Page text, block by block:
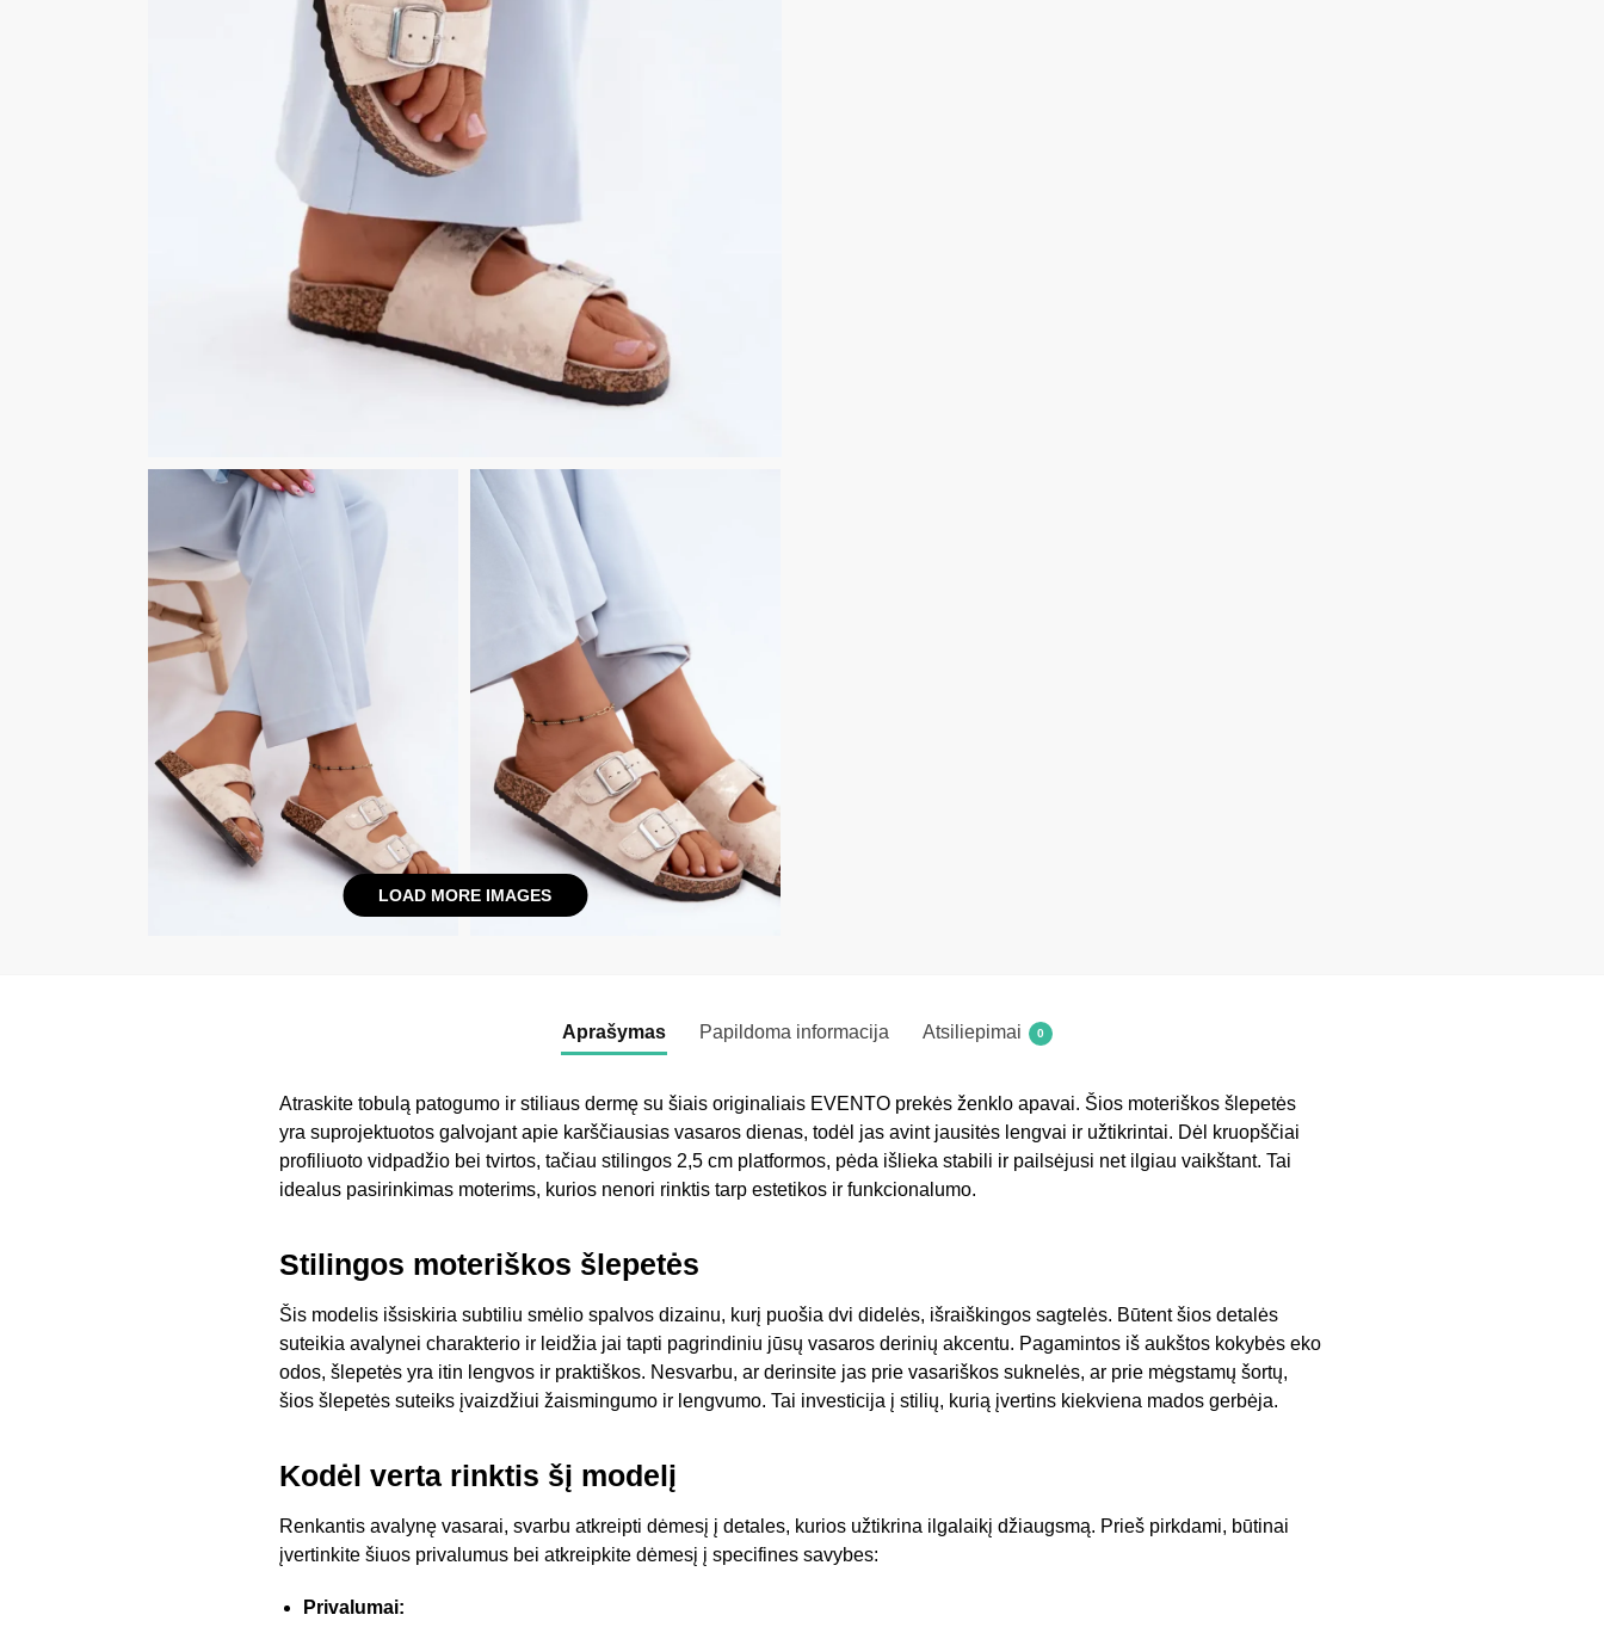
LOAD MORE IMAGES
Aprašymas Papildoma informacija Atsiliepimai 0
Atraskite tobulą patogumo ir stiliaus dermę su šiais originaliais EVENTO prekės ženklo apavai. Šios moteriškos šlepetės
yra suprojektuotos galvojant apie karščiausias vasaros dienas, todėl jas avint jausitės lengvai ir užtikrintai. Dėl kruopščiai
profiliuoto vidpadžio bei tvirtos, tačiau stilingos 2,5 cm platformos, pėda išlieka stabili ir pailsėjusi net ilgiau vaikštant. Tai
idealus pasirinkimas moterims, kurios nenori rinktis tarp estetikos ir funkcionalumo.
Stilingos moteriškos šlepetės
Šis modelis išsiskiria subtiliu smėlio spalvos dizainu, kurį puošia dvi didelės, išraiškingos sagtelės. Būtent šios detalės
suteikia avalynei charakterio ir leidžia jai tapti pagrindiniu jūsų vasaros derinių akcentu. Pagamintos iš aukštos kokybės eko
odos, šlepetės yra itin lengvos ir praktiškos. Nesvarbu, ar derinsite jas prie vasariškos suknelės, ar prie mėgstamų šortų,
šios šlepetės suteiks įvaizdžiui žaismingumo ir lengvumo. Tai investicija į stilių, kurią įvertins kiekviena mados gerbėja.
Kodėl verta rinktis šį modelį
Renkantis avalynę vasarai, svarbu atkreipti dėmesį į detales, kurios užtikrina ilgalaikį džiaugsmą. Prieš pirkdami, būtinai
įvertinkite šiuos privalumus bei atkreipkite dėmesį į specifines savybes:
Privalumai: